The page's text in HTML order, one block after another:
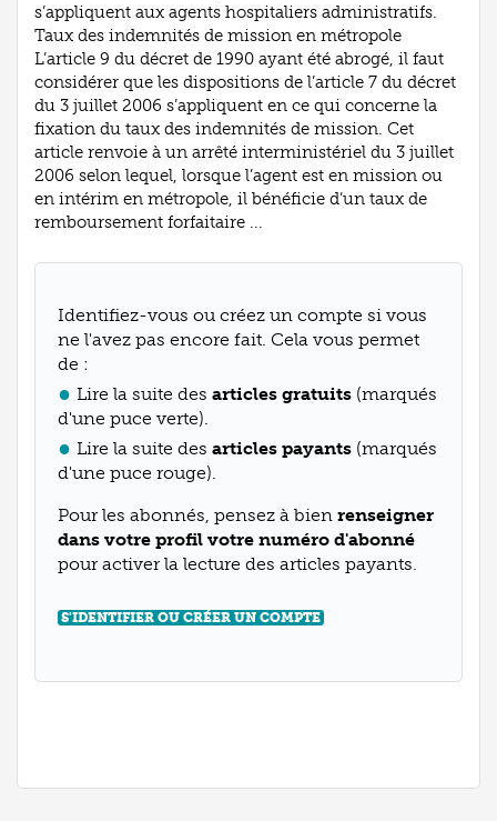
s’appliquent aux agents hospitaliers administratifs.
Taux des indemnités de mission en métropole
L’article 9 du décret de 1990 ayant été abrogé, il faut
considérer que les dispositions de l’article 7 du décret
du 3 juillet 2006 s’appliquent en ce qui concerne la
fixation du taux des indemnités de mission. Cet
article renvoie à un arrêté interministériel du 3 juillet
2006 selon lequel, lorsque l’agent est en mission ou
en intérim en métropole, il bénéficie d’un taux de
remboursement forfaitaire ...
Identifiez-vous ou créez un compte si vous
ne l'avez pas encore fait. Cela vous permet
de :
Lire la suite des articles gratuits (marqués
d'une puce verte).
Lire la suite des articles payants (marqués
d'une puce rouge).
Pour les abonnés, pensez à bien renseigner
dans votre profil votre numéro d'abonné
pour activer la lecture des articles payants.
S'IDENTIFIER OU CRÉER UN COMPTE